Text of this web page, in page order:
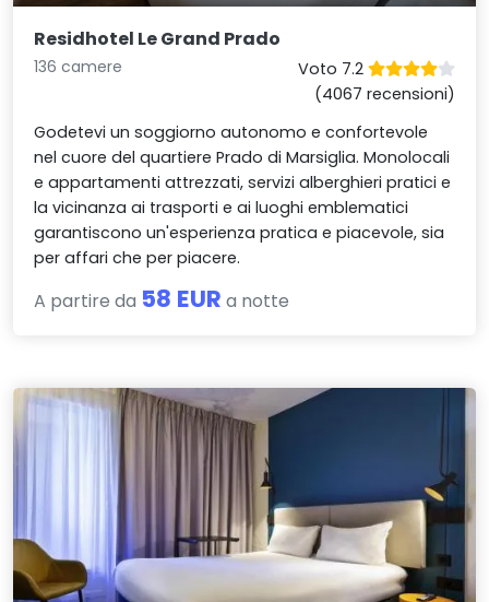
Residhotel Le Grand Prado
136 camere
Voto 7.2
(4067 recensioni)
Godetevi un soggiorno autonomo e confortevole
nel cuore del quartiere Prado di Marsiglia. Monolocali
e appartamenti attrezzati, servizi alberghieri pratici e
la vicinanza ai trasporti e ai luoghi emblematici
garantiscono un'esperienza pratica e piacevole, sia
per affari che per piacere.
A partire da 58 EUR a notte